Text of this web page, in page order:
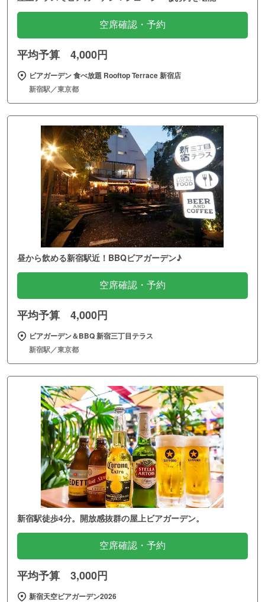
空席確認・予約
平均予算 4,000円
ビアガーデン 食べ放題 Rooftop Terrace 新宿店
新宿駅／東京都
昼から飲める新宿駅近！BBQビアガーデン♪
空席確認・予約
平均予算 4,000円
ビアガーデン＆BBQ 新宿三丁目テラス
新宿駅／東京都
新宿駅徒歩4分。開放感抜群の屋上ビアガーデン。
空席確認・予約
平均予算 3,000円
新宿天空ビアガーデン2026